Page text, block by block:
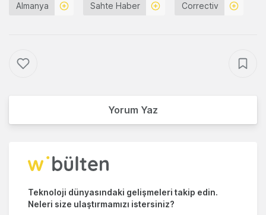
Almanya Sahte Haber Correctiv
Yorum Yaz
Teknoloji dünyasındaki gelişmeleri takip edin.
Neleri size ulaştırmamızı istersiniz?